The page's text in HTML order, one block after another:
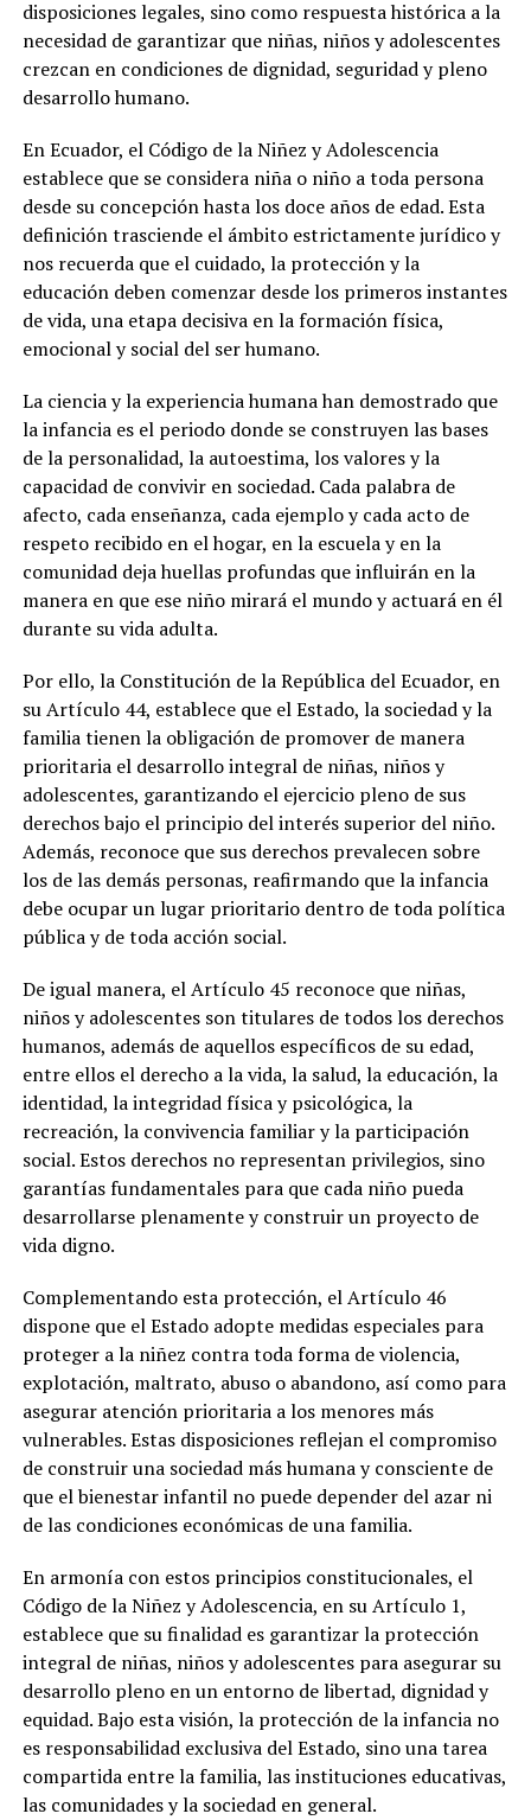
disposiciones legales, sino como respuesta histórica a la
necesidad de garantizar que niñas, niños y adolescentes
crezcan en condiciones de dignidad, seguridad y pleno
desarrollo humano.
En Ecuador, el Código de la Niñez y Adolescencia
establece que se considera niña o niño a toda persona
desde su concepción hasta los doce años de edad. Esta
definición trasciende el ámbito estrictamente jurídico y
nos recuerda que el cuidado, la protección y la
educación deben comenzar desde los primeros instantes
de vida, una etapa decisiva en la formación física,
emocional y social del ser humano.
La ciencia y la experiencia humana han demostrado que
la infancia es el periodo donde se construyen las bases
de la personalidad, la autoestima, los valores y la
capacidad de convivir en sociedad. Cada palabra de
afecto, cada enseñanza, cada ejemplo y cada acto de
respeto recibido en el hogar, en la escuela y en la
comunidad deja huellas profundas que influirán en la
manera en que ese niño mirará el mundo y actuará en él
durante su vida adulta.
Por ello, la Constitución de la República del Ecuador, en
su Artículo 44, establece que el Estado, la sociedad y la
familia tienen la obligación de promover de manera
prioritaria el desarrollo integral de niñas, niños y
adolescentes, garantizando el ejercicio pleno de sus
derechos bajo el principio del interés superior del niño.
Además, reconoce que sus derechos prevalecen sobre
los de las demás personas, reafirmando que la infancia
debe ocupar un lugar prioritario dentro de toda política
pública y de toda acción social.
De igual manera, el Artículo 45 reconoce que niñas,
niños y adolescentes son titulares de todos los derechos
humanos, además de aquellos específicos de su edad,
entre ellos el derecho a la vida, la salud, la educación, la
identidad, la integridad física y psicológica, la
recreación, la convivencia familiar y la participación
social. Estos derechos no representan privilegios, sino
garantías fundamentales para que cada niño pueda
desarrollarse plenamente y construir un proyecto de
vida digno.
Complementando esta protección, el Artículo 46
dispone que el Estado adopte medidas especiales para
proteger a la niñez contra toda forma de violencia,
explotación, maltrato, abuso o abandono, así como para
asegurar atención prioritaria a los menores más
vulnerables. Estas disposiciones reflejan el compromiso
de construir una sociedad más humana y consciente de
que el bienestar infantil no puede depender del azar ni
de las condiciones económicas de una familia.
En armonía con estos principios constitucionales, el
Código de la Niñez y Adolescencia, en su Artículo 1,
establece que su finalidad es garantizar la protección
integral de niñas, niños y adolescentes para asegurar su
desarrollo pleno en un entorno de libertad, dignidad y
equidad. Bajo esta visión, la protección de la infancia no
es responsabilidad exclusiva del Estado, sino una tarea
compartida entre la familia, las instituciones educativas,
las comunidades y la sociedad en general.